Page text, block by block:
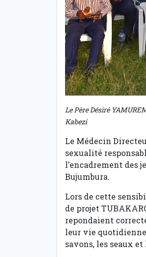
Le Père Désiré
Kabezi
Le Médecin
sexualité
l’encadrement des
Bujumbura.
Lors de cette
de projet
repondaient
leur vie
savons, les seaux